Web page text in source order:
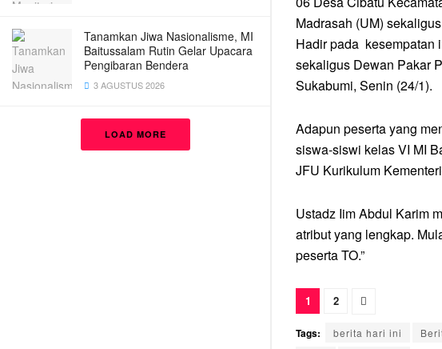
Tanamkan Jiwa Nasionalisme, MI
Baitussalam Rutin Gelar Upacara
Pengibaran Bendera
3 AGUSTUS 2026
LOAD MORE
Madrasah (UM)
Hadir pada kesempatan
sekaligus Dewan Pakar
Sukabumi, Senin (24/1).
Adapun peserta yang
siswa-siswi kelas VI MI
JFU Kurikulum
Ustadz Iim Abdul Karim
atribut yang lengkap.
peserta TO.”
1 2
Tags: berita hari ini